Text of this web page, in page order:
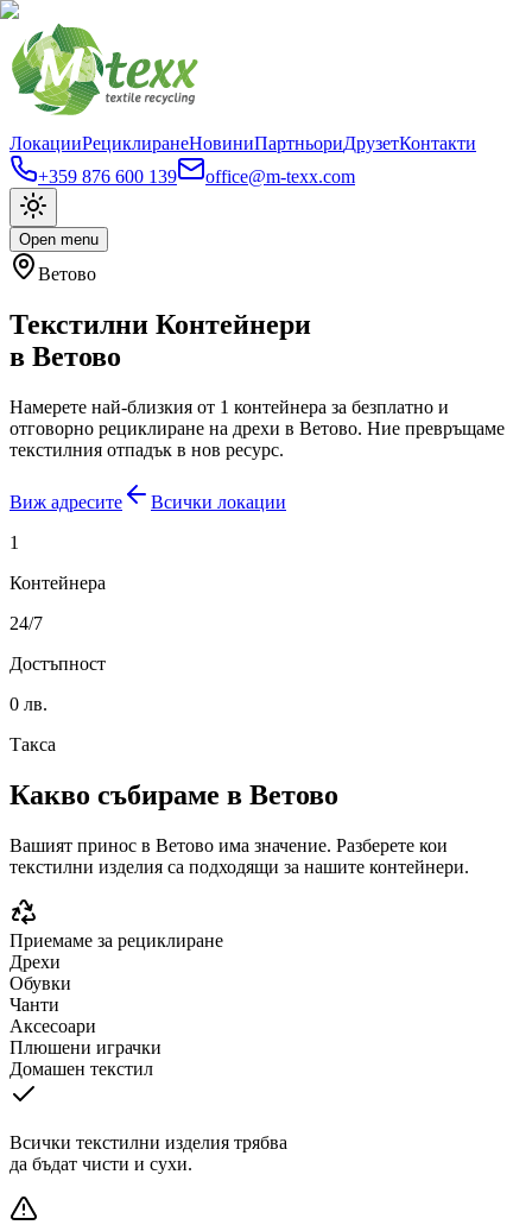
ЛокацииРециклиранеНовиниПартньориДрузетКонтакти
+359 876 600 139
office@m-texx.com
Open menu
Ветово
Текстилни Контейнери
в Ветово
Намерете най-близкия от 1 контейнера за безплатно и
отговорно рециклиране на дрехи в Ветово. Ние превръщаме
текстилния отпадък в нов ресурс.
Виж адресите
Всички локации
1
Контейнера
24/7
Достъпност
0 лв.
Такса
Какво събираме в Ветово
Вашият принос в Ветово има значение. Разберете кои
текстилни изделия са подходящи за нашите контейнери.
Приемаме за рециклиране
Дрехи
Обувки
Чанти
Аксесоари
Плюшени играчки
Домашен текстил
Всички текстилни изделия трябва
да бъдат чисти и сухи.